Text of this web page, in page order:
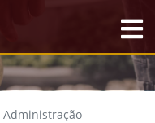
Administração